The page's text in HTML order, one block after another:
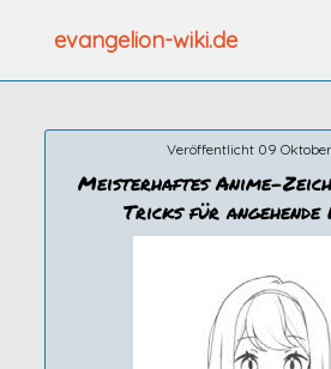
evangelion-wiki.de
Veröffentlicht 09
Meisterhaftes Anime-
Tricks für